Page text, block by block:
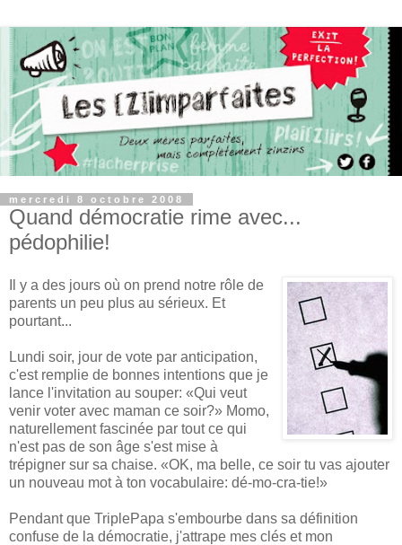
mercredi 8 octobre 2008
Quand démocratie rime avec...
pédophilie!
Il y a des jours où on prend notre rôle de
parents un peu plus au sérieux. Et
pourtant...
Lundi soir, jour de vote par anticipation,
c'est remplie de bonnes intentions que je
lance l'invitation au souper: «Qui veut
venir voter avec maman ce soir?» Momo,
naturellement fascinée par tout ce qui
n'est pas de son âge s'est mise à
trépigner sur sa chaise. «OK, ma belle, ce soir tu vas ajouter
un nouveau mot à ton vocabulaire: dé-mo-cra-tie!»
Pendant que TriplePapa s'embourbe dans sa définition
confuse de la démocratie, j'attrape mes clés et mon